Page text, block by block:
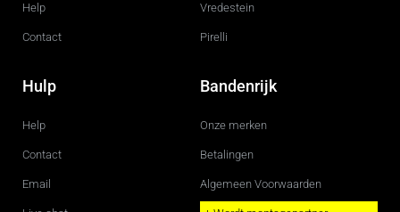
Help
Contact
Vredestein
Pirelli
Hulp
Help
Contact
Email
Bandenrijk
Onze merken
Betalingen
Algemeen Voorwaarden